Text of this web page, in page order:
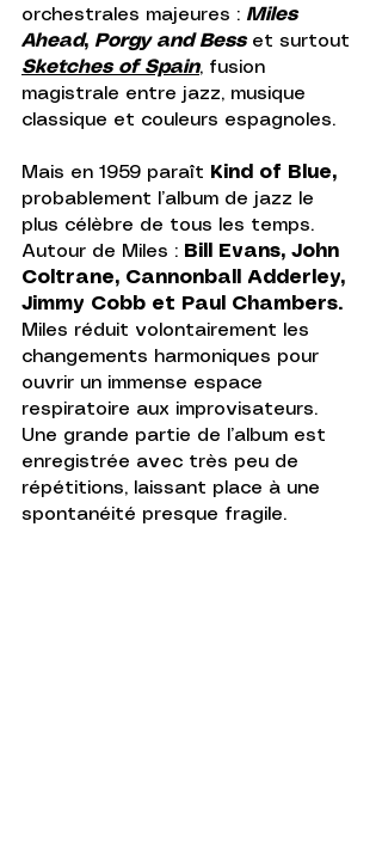
orchestrales majeures : Miles
Ahead, Porgy and Bess et surtout
Sketches of Spain, fusion
magistrale entre jazz, musique
classique et couleurs espagnoles.
Mais en 1959 paraît Kind of Blue,
probablement l’album de jazz le
plus célèbre de tous les temps.
Autour de Miles : Bill Evans, John
Coltrane, Cannonball Adderley,
Jimmy Cobb et Paul Chambers.
Miles réduit volontairement les
changements harmoniques pour
ouvrir un immense espace
respiratoire aux improvisateurs.
Une grande partie de l’album est
enregistrée avec très peu de
répétitions, laissant place à une
spontanéité presque fragile.